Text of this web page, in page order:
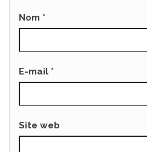
Nom *
E-mail *
Site web